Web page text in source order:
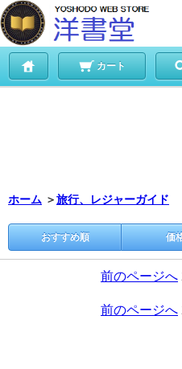
カート
ホーム ＞旅行、レジャーガイド
おすすめ順 価
前のページへ
前のページへ